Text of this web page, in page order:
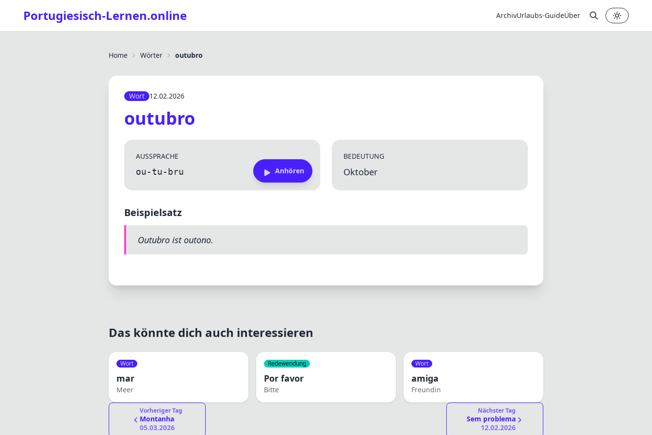
Portugiesisch-Lernen.online ArchivUrlaubs-GuideÜber
Home Wörter outubro
Wort 12.02.2026
outubro
AUSSPRACHE
ou-tu-bru Anhören
BEDEUTUNG
Oktober
Beispielsatz
Outubro ist outono.
Das könnte dich auch interessieren
Wort
mar
Meer
Redewendung
Por favor
Bitte
Wort
amiga
Freundin
Vorheriger Tag
Montanha
05.03.2026
Nächster Tag
Sem problema
12.02.2026